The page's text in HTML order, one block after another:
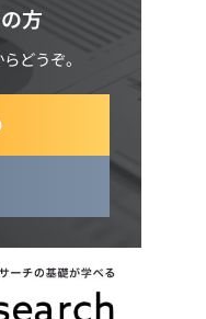
方
どうぞ。